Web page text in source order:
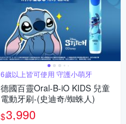
6歲以上皆可使用 守護小萌牙
德國百靈Oral-B-iO KIDS 兒童
電動牙刷-(史迪奇/蜘蛛人)
$3,990